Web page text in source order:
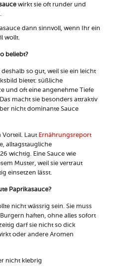
wirkt sie oft runder und
dann sinnvoll, wenn Ihr ein
wollt.
beliebt?
so gut, weil sie ein leicht
bietet: süßliche
und oft eine angenehme Tiefe
macht sie besonders attraktiv
nicht dominante Sauce
Vorteil. Laut Ernährungsreport
alltagstaugliche
wichtig. Eine Sauce wie
Muster, weil sie vertraut
einsetzen lässt.
Paprikasauce?
nicht wässrig sein. Sie muss
haften, ohne alles sofort
darf sie nicht so dick
oder andere Aromen
nicht klebrig